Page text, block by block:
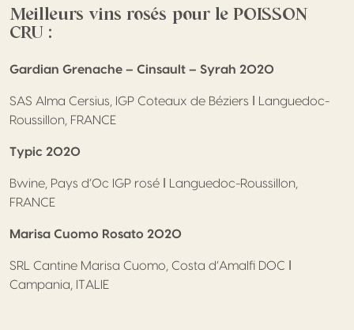
Meilleurs vins rosés pour le POISSON
CRU :
Gardian Grenache – Cinsault – Syrah 2020
SAS Alma Cersius, IGP Coteaux de Béziers ǀ Languedoc-
Roussillon, FRANCE
Typic 2020
Bwine, Pays d’Oc IGP rosé ǀ Languedoc-Roussillon,
FRANCE
Marisa Cuomo Rosato 2020
SRL Cantine Marisa Cuomo, Costa d’Amalfi DOC ǀ
Campania, ITALIE